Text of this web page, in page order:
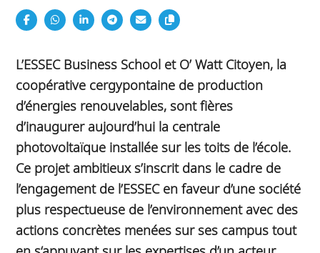
L’ESSEC Business School et O’ Watt Citoyen, la
coopérative cergypontaine de production
d’énergies renouvelables, sont fières
d’inaugurer aujourd’hui la centrale
photovoltaïque installée sur les toits de l’école.
Ce projet ambitieux s’inscrit dans le cadre de
l’engagement de l’ESSEC en faveur d’une société
plus respectueuse de l’environnement avec des
actions concrètes menées sur ses campus tout